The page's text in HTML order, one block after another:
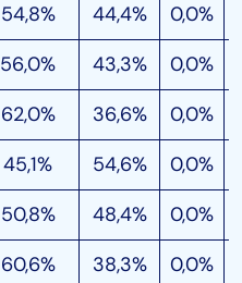
54,8% 44,4%
0,0%
56,0% 43,3%
0,0%
62,0% 36,6%
0,0%
45,1% 54,6%
0,0%
50,8% 48,4%
0,0%
60,6% 38,3% 0,0%